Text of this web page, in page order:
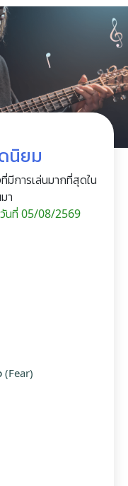
นิยม
การเล่นมากที่สุดใน
า
นที่ 05/08/2569
(Fear)